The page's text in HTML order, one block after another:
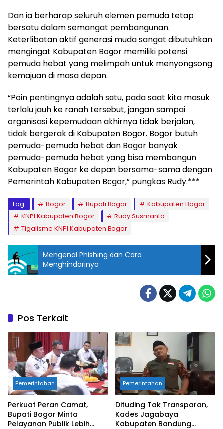
Dan ia berharap seluruh elemen pemuda tetap
bersatu dalam semangat pembangunan.
Keterlibatan aktif generasi muda sangat dibutuhkan
mengingat Kabupaten Bogor memiliki potensi
pemuda hebat yang melimpah untuk menyongsong
kemajuan di masa depan.
“Poin pentingnya adalah satu, pada saat kita masuk
terlalu jauh ke ranah tersebut, jangan sampai
organisasi kepemudaan akhirnya tidak berjalan,
tidak bergerak di Kabupaten Bogor. Bogor butuh
pemuda-pemuda hebat dan Bogor banyak
pemuda-pemuda hebat yang bisa membangun
Kabupaten Bogor ke depan bersama-sama dengan
Pemerintah Kabupaten Bogor,” pungkas Rudy.***
Tag: Bogor Bupati Bogor
Kabupaten Bogor
KNPI Kabupaten Bogor
Rudy Susmanto
Tigalisme KNPI Kabupaten Bogor
Mengenal Phishing dan Cara
Menghindarinya
Pos Terkait
Pemerintahan
Perkuat Peran Camat,
Bupati Bogor Minta
Pelayanan Publik Lebih
Pemerintahan
Dituding Tak Transparan,
Kades Jagabaya
Kabupaten Bandung